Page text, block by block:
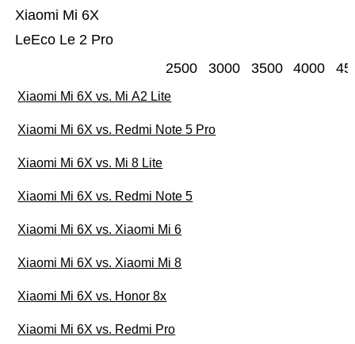
LeEco Le 2 Pro
Xiaomi Mi 6X
2500 3000 3500 4000
Xiaomi Mi 6X vs. Mi A2 Lite
Xiaomi Mi 6X vs. Redmi Note 5 Pro
Xiaomi Mi 6X vs. Mi 8 Lite
Xiaomi Mi 6X vs. Redmi Note 5
Xiaomi Mi 6X vs. Xiaomi Mi 6
Xiaomi Mi 6X vs. Xiaomi Mi 8
Xiaomi Mi 6X vs. Honor 8x
Xiaomi Mi 6X vs. Redmi Pro